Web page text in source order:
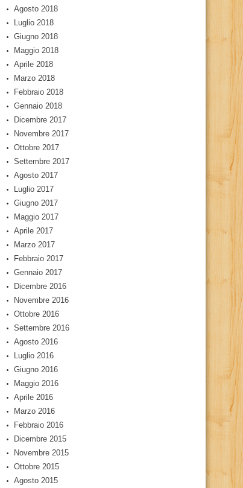
Agosto 2018
Luglio 2018
Giugno 2018
Maggio 2018
Aprile 2018
Marzo 2018
Febbraio 2018
Gennaio 2018
Dicembre 2017
Novembre 2017
Ottobre 2017
Settembre 2017
Agosto 2017
Luglio 2017
Giugno 2017
Maggio 2017
Aprile 2017
Marzo 2017
Febbraio 2017
Gennaio 2017
Dicembre 2016
Novembre 2016
Ottobre 2016
Settembre 2016
Agosto 2016
Luglio 2016
Giugno 2016
Maggio 2016
Aprile 2016
Marzo 2016
Febbraio 2016
Dicembre 2015
Novembre 2015
Ottobre 2015
Agosto 2015